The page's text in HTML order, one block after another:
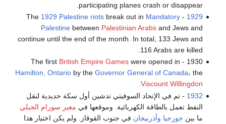
participating planes crash or disappear.
1929
- The
1929 Palestine riotsbreak out in Mandatory
Palestinebetween Palestinian Arabsand Jews and
continue until the end of the month. In total, 133 Jews and
116 Arabs are killed.
1930 - The first
British Empire Gameswere opened in
Hamilton, Ontarioby the Governor General of Canada، the
Viscount Willingdon
.
1932 - تم في الإتحاد السوفيتي تدشين أول سكة حديدية لنقل
النفط تعمل بالطاقة الكهربائية. وموقعها في معبر سورام الجبلي
ما بين جورجيا وأذربيجان في جنوب القوقاز. ولم يكن اختيار هذا